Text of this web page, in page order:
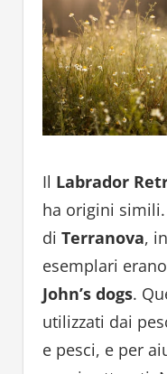
Il Labrador
ha origini
di Terranova, in
esemplari
John’s dogs.
utilizzati dai
e pesci, e per